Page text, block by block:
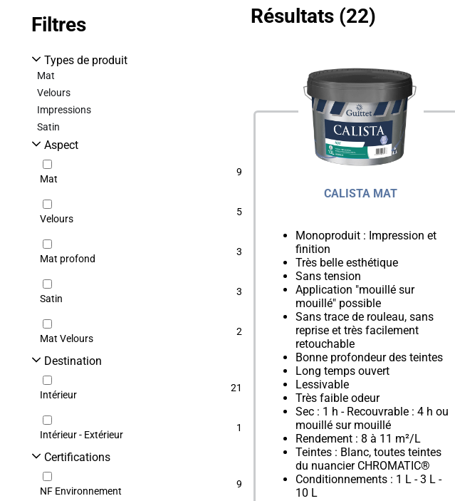
Filtres
Types de produit
Mat
Velours
Impressions
Satin
Aspect
Mat
9
Velours
5
Mat profond
3
Satin
3
Mat Velours
2
Destination
Intérieur
21
Intérieur - Extérieur
1
Certifications
NF Environnement
9
Résultats (22)
CALISTA MAT
Monoproduit : Impression et
finition
Très belle esthétique
Sans tension
Application "mouillé sur
mouillé" possible
Sans trace de rouleau, sans
reprise et très facilement
retouchable
Bonne profondeur des teintes
Long temps ouvert
Lessivable
Très faible odeur
Sec : 1 h - Recouvrable : 4 h ou
mouillé sur mouillé
Rendement : 8 à 11 m²/L
Teintes : Blanc, toutes teintes
du nuancier CHROMATIC®
Conditionnements : 1 L - 3 L -
10 L